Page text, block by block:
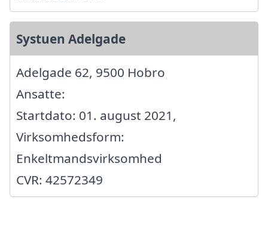
Systuen Adelgade
Adelgade 62, 9500 Hobro
Ansatte:
Startdato: 01. august 2021,
Virksomhedsform:
Enkeltmandsvirksomhed
CVR: 42572349